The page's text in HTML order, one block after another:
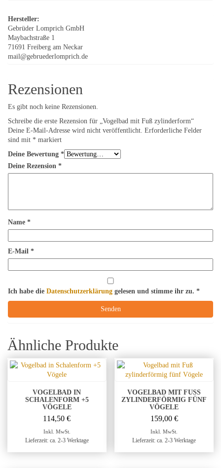
Hersteller:
Gebrüder Lomprich GmbH
Maybachstraße 1
71691 Freiberg am Neckar
mail@gebruederlomprich.de
Rezensionen
Es gibt noch keine Rezensionen.
Schreibe die erste Rezension für „Vogelbad mit Fuß zylinderform“
Deine E-Mail-Adresse wird nicht veröffentlicht. Erforderliche Felder
sind mit * markiert
Deine Bewertung *
Deine Rezension *
Name *
E-Mail *
Ich habe die Datenschutzerklärung gelesen und stimme ihr zu. *
Ähnliche Produkte
VOGELBAD IN
SCHALENFORM +5
VÖGELE
114,50€
Inkl. MwSt.
Lieferzeit: ca. 2-3 Werktage
VOGELBAD MIT FUSS Z
YLINDERFÖRMIG FÜNF V
ÖGELE
159,00 €
Inkl. MwSt.
Lieferzeit: ca. 2-3 Werktage